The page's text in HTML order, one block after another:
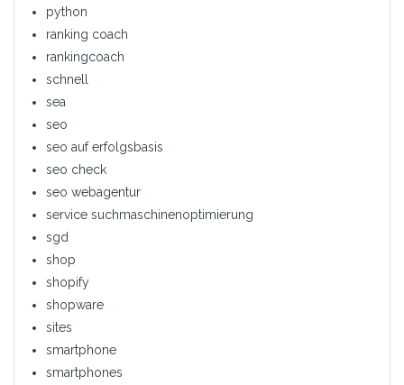
python
ranking coach
rankingcoach
schnell
sea
seo
seo auf erfolgsbasis
seo check
seo webagentur
service suchmaschinenoptimierung
sgd
shop
shopify
shopware
sites
smartphone
smartphones